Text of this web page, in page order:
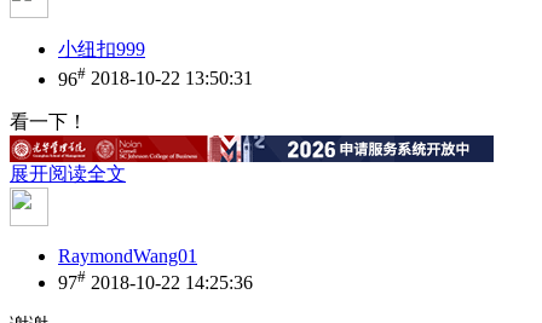
小纽扣999
96# 2018-10-22 13:50:31
看一下！
展开阅读全文
RaymondWang01
97# 2018-10-22 14:25:36